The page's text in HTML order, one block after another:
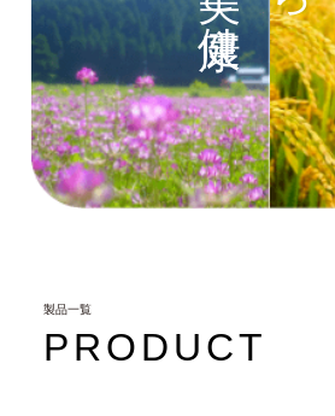
製品一覧
PRODUCT